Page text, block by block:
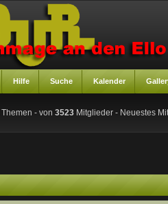
Hilfe Suche Kalender
Themen - von 3523 Mitglieder - Neuestes